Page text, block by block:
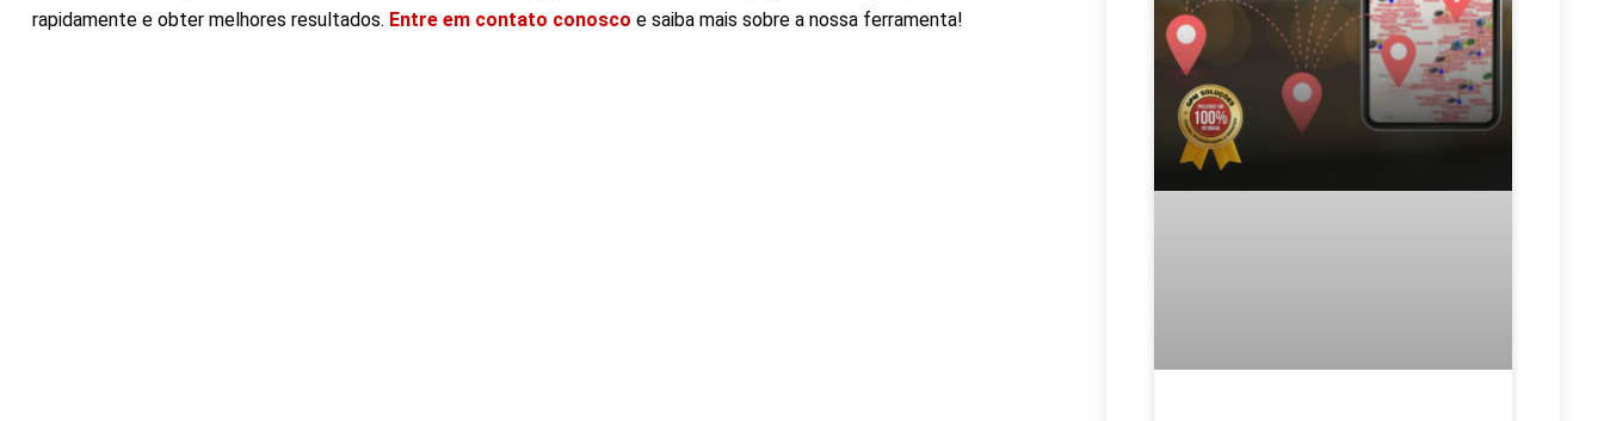
rapidamente e obter melhores resultados. Entre em contato conosco e saiba mais sobre a nossa ferramenta!